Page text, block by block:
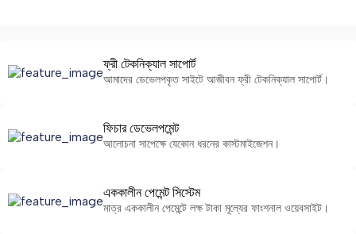
ফ্রী টেকনিক্যাল সাপোর্ট
আমাদের ডেভেলপকৃত সাইটে আজীবন ফ্রী টেকনিক্যাল সাপোর্ট।
ফিচার ডেভেলপমেন্ট
আলোচনা সাপেক্ষে যেকোন ধরনের কাস্টমাইজেশন।
এককালীন পেমেন্ট সিস্টেম
মাত্র এককালীন পেমেন্টে লক্ষ টাকা মূল্যের ফাংশনাল ওয়েবসাইট।